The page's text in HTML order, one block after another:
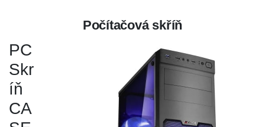
Počítačová skříň
PC
Skr
íň
CA